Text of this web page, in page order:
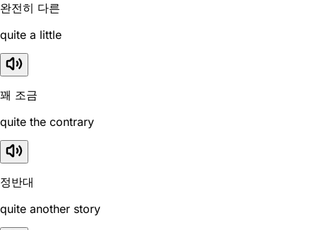
완전히 다른
quite a little
꽤 조금
quite the contrary
정반대
quite another story